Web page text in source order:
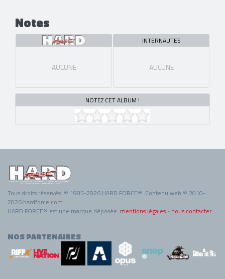
Notes
AUCUNE
INTERNAUTES
AUCUNE
NOTEZ CET ALBUM !
Tous droits réservés. © 1985-2026 HARD FORCE®. Contenu web © 2010-
2026 hardforce.com
HARD FORCE® est une marque déposée. mentions légales - nous contacter
NOS PARTENAIRES